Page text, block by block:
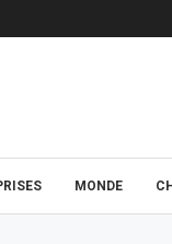
MONDE